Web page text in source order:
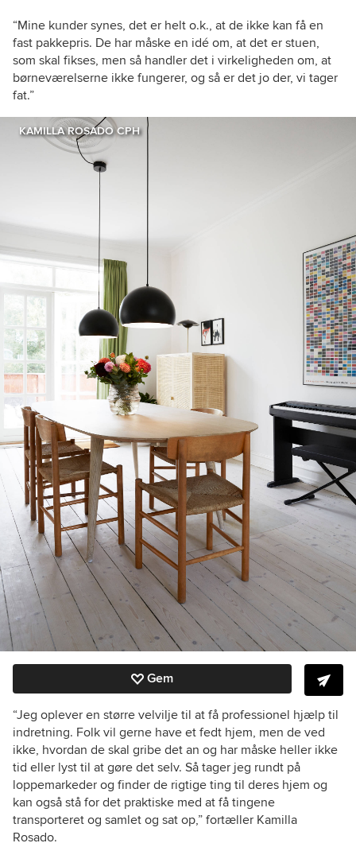
“Mine kunder synes, det er helt o.k., at de ikke kan få en
fast pakkepris. De har måske en idé om, at det er stuen,
som skal fikses, men så handler det i virkeligheden om, at
børneværelserne ikke fungerer, og så er det jo der, vi tager
fat.”
KAMILLA ROSADO CPH
Gem
“Jeg oplever en større velvilje til at få professionel hjælp til
indretning. Folk vil gerne have et fedt hjem, men de ved
ikke, hvordan de skal gribe det an og har måske heller ikke
tid eller lyst til at gøre det selv. Så tager jeg rundt på
loppemarkeder og finder de rigtige ting til deres hjem og
kan også stå for det praktiske med at få tingene
transporteret og samlet og sat op,” fortæller Kamilla
Rosado.